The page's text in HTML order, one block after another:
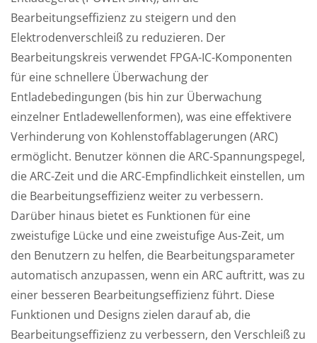
Bearbeitungseffizienz zu steigern und den
Elektrodenverschleiß zu reduzieren. Der
Bearbeitungskreis verwendet FPGA-IC-Komponenten
für eine schnellere Überwachung der
Entladebedingungen (bis hin zur Überwachung
einzelner Entladewellenformen), was eine effektivere
Verhinderung von Kohlenstoffablagerungen (ARC)
ermöglicht. Benutzer können die ARC-Spannungspegel,
die ARC-Zeit und die ARC-Empfindlichkeit einstellen, um
die Bearbeitungseffizienz weiter zu verbessern.
Darüber hinaus bietet es Funktionen für eine
zweistufige Lücke und eine zweistufige Aus-Zeit, um
den Benutzern zu helfen, die Bearbeitungsparameter
automatisch anzupassen, wenn ein ARC auftritt, was zu
einer besseren Bearbeitungseffizienz führt. Diese
Funktionen und Designs zielen darauf ab, die
Bearbeitungseffizienz zu verbessern, den Verschleiß zu